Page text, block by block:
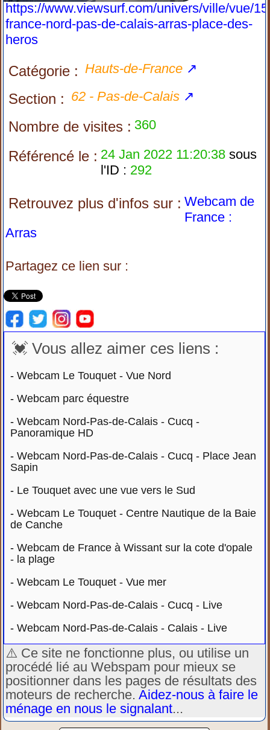
https://www.viewsurf.com/univers/ville/vue/
france-nord-pas-de-calais-arras-place-des-
heros
Catégorie : Hauts-de-France ↗
Section : 62 - Pas-de-Calais ↗
Nombre de visites : 360
Référencé le : 24 Jan 2022 11:20:38 sous
l'ID : 292
Retrouvez plus d'infos sur : Webcam de
France :
Arras
Partagez ce lien sur :
💓 Vous allez aimer ces liens :
-Webcam Le Touquet - Vue Nord
-Webcam parc équestre
-Webcam Nord-Pas-de-Calais - Cucq -
Panoramique HD
-Webcam Nord-Pas-de-Calais - Cucq - Place Jean
Sapin
- Le Touquet avec une vue vers le Sud
-Webcam Le Touquet - Centre Nautique de la Baie
de Canche
-Webcam de France à Wissant sur la cote d'opale
- la plage
-Webcam Le Touquet - Vue mer
-Webcam Nord-Pas-de-Calais - Cucq - Live
-Webcam Nord-Pas-de-Calais - Calais - Live
⚠️ Ce site ne fonctionne plus, ou utilise un
procédé lié au Webspam pour mieux se
positionner dans les pages de résultats des
moteurs de recherche.Aidez-nous à faire le
ménage en nous le signalant...